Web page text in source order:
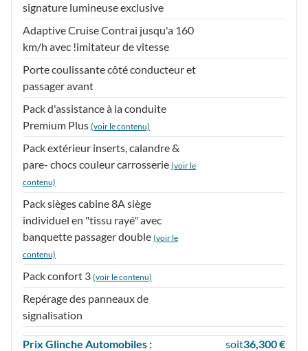
signature lumineuse exclusive
Adaptive Cruise Contrai jusqu'a 160
km/h avec !imitateur de vitesse
Porte coulissante côté conducteur et
passager avant
Pack d'assistance à la conduite
Premium Plus (voir le contenu)
Pack extérieur inserts, calandre &
pare- chocs couleur carrosserie (voir le
contenu)
Pack sièges cabine 8A siège
individuel en "tissu rayé" avec
banquette passager double (voir le
contenu)
Pack confort 3 (voir le contenu)
Repérage des panneaux de
signalisation
Prix Glinche Automobiles : soit36,300 €